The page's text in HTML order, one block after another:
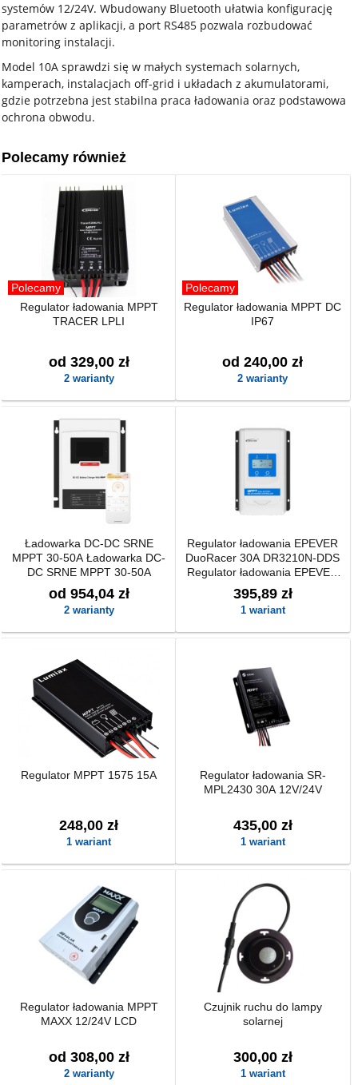
systemów 12/24V. Wbudowany Bluetooth ułatwia konfigurację
parametrów z aplikacji, a port RS485 pozwala rozbudować
monitoring instalacji.
Model 10A sprawdzi się w małych systemach solarnych,
kamperach, instalacjach off-grid i układach z akumulatorami,
gdzie potrzebna jest stabilna praca ładowania oraz podstawowa
ochrona obwodu.
Polecamy również
Polecamy
Regulator ładowania MPPT
TRACER LPLI
od 329,00 zł
2 warianty
Polecamy
Regulator ładowania MPPT DC
IP67
od 240,00 zł
2 warianty
Ładowarka DC-DC SRNE
MPPT 30-50A Ładowarka DC-
DC SRNE MPPT 30-50A
od 954,04 zł
2 warianty
Regulator ładowania EPEVER
DuoRacer 30A DR3210N-DDS
Regulator ładowania EPEVER
DuoRacer 30A DR3210N-DDS
395,89 zł
1 wariant
Regulator MPPT 1575 15A
248,00 zł
1 wariant
Regulator ładowania SR-
MPL2430 30A 12V/24V
435,00 zł
1 wariant
Regulator ładowania MPPT
MAXX 12/24V LCD
od 308,00 zł
2 warianty
Czujnik ruchu do lampy
solarnej
300,00 zł
1 wariant